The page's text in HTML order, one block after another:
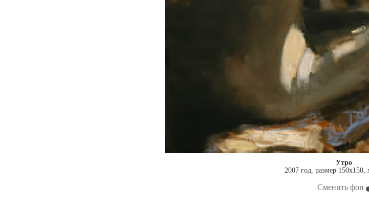
Утро
2007 год, размер 150x150,
Сменить фон